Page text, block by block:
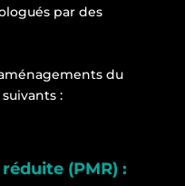
par des
du
:
(PMR) :